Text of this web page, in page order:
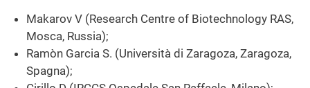
Makarov V (Research Centre of Biotechnology RAS,
Mosca, Russia);
Ramòn Garcia S. (Università di Zaragoza, Zaragoza,
Spagna);